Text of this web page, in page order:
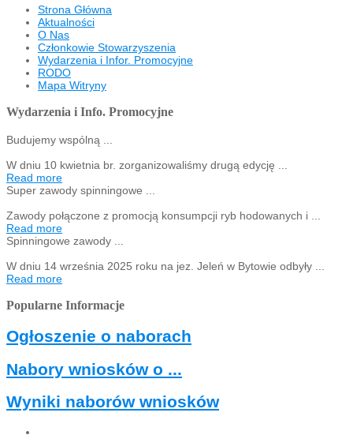
Strona Główna
Aktualności
O Nas
Członkowie Stowarzyszenia
Wydarzenia i Infor. Promocyjne
RODO
Mapa Witryny
Wydarzenia i Info. Promocyjne
Budujemy wspólną ...
W dniu 10 kwietnia br. zorganizowaliśmy drugą edycję ...
Read more
Super zawody spinningowe ...
Zawody połączone z promocją konsumpcji ryb hodowanych i ...
Read more
Spinningowe zawody ...
W dniu 14 września 2025 roku na jez. Jeleń w Bytowie odbyły ...
Read more
Popularne Informacje
Ogłoszenie o naborach
Nabory wniosków o ...
Wyniki naborów wniosków